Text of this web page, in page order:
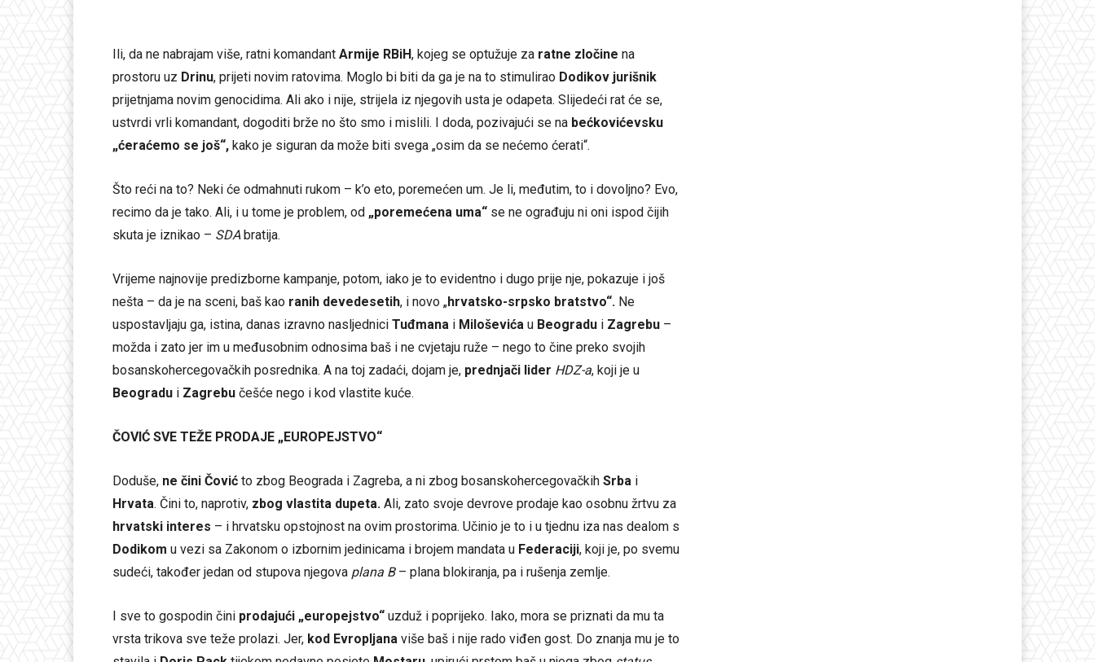
Ili, da ne nabrajam više, ratni komandant Armije RBiH, kojeg se optužuje za ratne zločine na
prostoru uz Drinu, prijeti novim ratovima. Moglo bi biti da ga je na to stimulirao Dodikov jurišnik
prijetnjama novim genocidima. Ali ako i nije, strijela iz njegovih usta je odapeta. Slijedeći rat će se,
ustvrdi vrli komandant, dogoditi brže no što smo i mislili. I doda, pozivajući se na bećkovićevsku
„ćeraćemo se još“, kako je siguran da može biti svega „osim da se nećemo ćerati“.
Što reći na to? Neki će odmahnuti rukom – k’o eto, poremećen um. Je li, međutim, to i dovoljno? Evo,
recimo da je tako. Ali, i u tome je problem, od „poremećena uma“ se ne ograđuju ni oni ispod čijih
skuta je iznikao – SDA bratija.
Vrijeme najnovije predizborne kampanje, potom, iako je to evidentno i dugo prije nje, pokazuje i još
nešta – da je na sceni, baš kao ranih devedesetih, i novo „hrvatsko-srpsko bratstvo“. Ne
uspostavljaju ga, istina, danas izravno nasljednici Tuđmana i Miloševića u Beogradu i Zagrebu –
možda i zato jer im u međusobnim odnosima baš i ne cvjetaju ruže – nego to čine preko svojih
bosanskohercegovačkih posrednika. A na toj zadaći, dojam je, prednjači lider HDZ-a, koji je u
Beogradu i Zagrebu češće nego i kod vlastite kuće.
ČOVIĆ SVE TEŽE PRODAJE „EUROPEJSTVO“
Doduše, ne čini Čović to zbog Beograda i Zagreba, a ni zbog bosanskohercegovačkih Srba i
Hrvata. Čini to, naprotiv, zbog vlastita dupeta. Ali, zato svoje devrove prodaje kao osobnu žrtvu za
hrvatski interes – i hrvatsku opstojnost na ovim prostorima. Učinio je to i u tjednu iza nas dealom s
Dodikom u vezi sa Zakonom o izbornim jedinicama i brojem mandata u Federaciji, koji je, po svemu
sudeći, također jedan od stupova njegova plana B– plana blokiranja, pa i rušenja zemlje.
I sve to gospodin čini prodajući „europejstvo“ uzduž i poprijeko. Iako, mora se priznati da mu ta
vrsta trikova sve teže prolazi. Jer, kod Evropljana više baš i nije rado viđen gost. Do znanja mu je to